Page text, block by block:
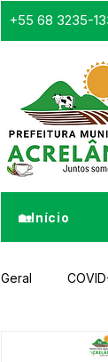
+55 68 3235-
🏡Início
Geral